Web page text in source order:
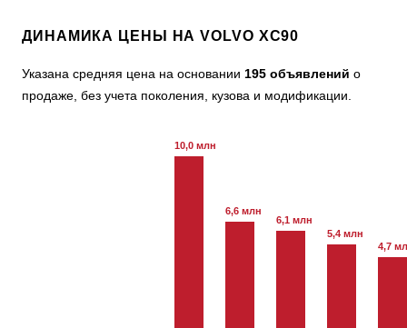
ДИНАМИКА ЦЕНЫ НА VOLVO XC90
Указана средняя цена на основании 195 объявлений о
продаже, без учета поколения, кузова и модификации.
10,0 млн
6,6 млн
6,1 млн
5,4 млн
4,7